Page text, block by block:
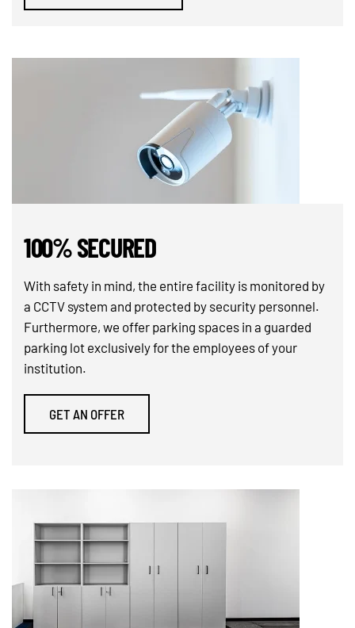
100% SECURED
With safety in mind, the entire facility is monitored by
a CCTV system and protected by security personnel.
Furthermore, we offer parking spaces in a guarded
parking lot exclusively for the employees of your
institution.
GET AN OFFER